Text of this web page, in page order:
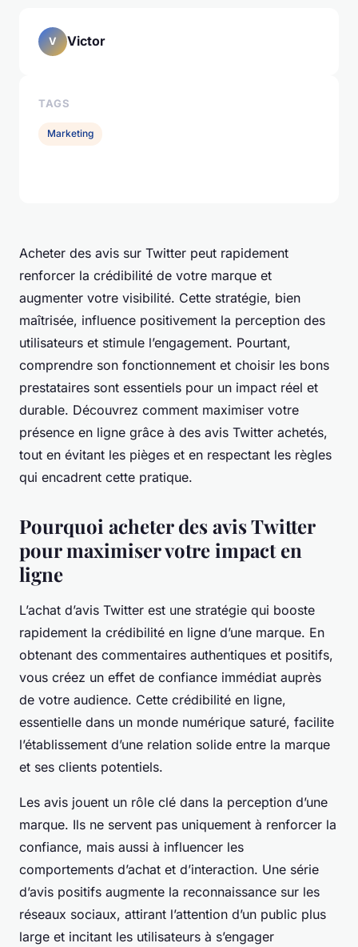
Acheter des avis sur Twitter peut rapidement
renforcer la crédibilité de votre marque et
augmenter votre visibilité. Cette stratégie, bien
maîtrisée, influence positivement la perception des
utilisateurs et stimule l’engagement. Pourtant,
comprendre son fonctionnement et choisir les bons
prestataires sont essentiels pour un impact réel et
durable. Découvrez comment maximiser votre
présence en ligne grâce à des avis Twitter achetés,
tout en évitant les pièges et en respectant les règles
qui encadrent cette pratique.
Pourquoi acheter des avis Twitter
pour maximiser votre impact en
ligne
L’achat d’avis Twitter est une stratégie qui booste
rapidement la crédibilité en ligne d’une marque. En
obtenant des commentaires authentiques et positifs,
vous créez un effet de confiance immédiat auprès
de votre audience. Cette crédibilité en ligne,
essentielle dans un monde numérique saturé, facilite
l’établissement d’une relation solide entre la marque
et ses clients potentiels.
Les avis jouent un rôle clé dans la perception d’une
marque. Ils ne servent pas uniquement à renforcer la
confiance, mais aussi à influencer les
comportements d’achat et d’interaction. Une série
d’avis positifs augmente la reconnaissance sur les
réseaux sociaux, attirant l’attention d’un public plus
large et incitant les utilisateurs à s’engager
V Victor
TAGS
Marketing